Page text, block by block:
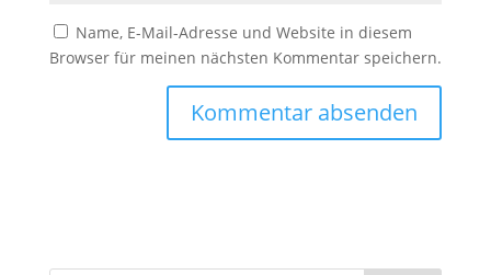
Name, E-Mail-Adresse und Website in diesem
Browser für meinen nächsten Kommentar speichern.